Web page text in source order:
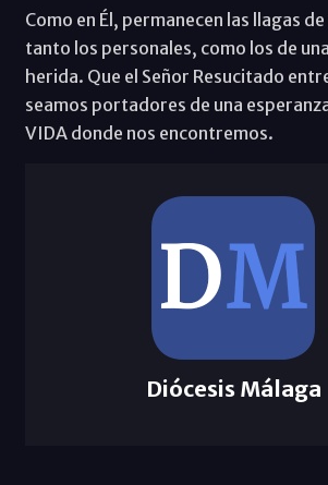
Como en Él, permanecen las llagas
tanto los personales, como los de
herida. Que el Señor Resucitado
seamos portadores de una
VIDA donde nos encontremos.
Diócesis Málaga